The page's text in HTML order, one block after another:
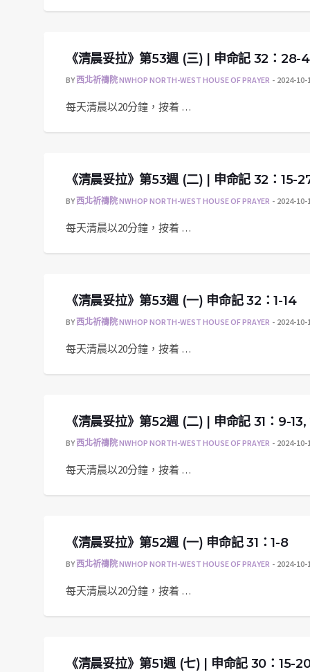
《清晨妥拉》第53週 (三) | 申命記 32：28-
BY西北祈禱院 NWHOP NORTH-WEST HOUSE OF PRAYER 2024-10-
每天清晨以20分鐘，按着 …
《清晨妥拉》第53週 (二) | 申命記 32：15-
BY西北祈禱院 NWHOP NORTH-WEST HOUSE OF PRAYER 2024-10-
每天清晨以20分鐘，按着 …
《清晨妥拉》第53週 (一) 申命記 32：1-14
BY西北祈禱院 NWHOP NORTH-WEST HOUSE OF PRAYER 2024-10-
每天清晨以20分鐘，按着 …
《清晨妥拉》第52週 (二) | 申命記 31：9-
BY西北祈禱院 NWHOP NORTH-WEST HOUSE OF PRAYER 2024-10-
每天清晨以20分鐘，按着 …
《清晨妥拉》第52週 (一) 申命記 31：1-8
BY西北祈禱院 NWHOP NORTH-WEST HOUSE OF PRAYER 2024-10-
每天清晨以20分鐘，按着 …
《清晨妥拉》第51週 (七) | 申命記 30：15-